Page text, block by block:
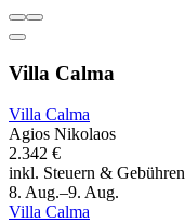
Villa Calma
Villa Calma
Agios Nikolaos
2.342 €
inkl. Steuern & Gebühren
8. Aug.–9. Aug.
Villa Calma